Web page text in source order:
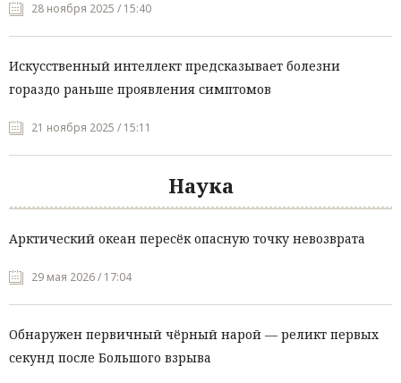
28 ноября 2025 / 15:40
Искусственный интеллект предсказывает болезни
гораздо раньше проявления симптомов
21 ноября 2025 / 15:11
Наука
Арктический океан пересёк опасную точку невозврата
29 мая 2026 / 17:04
Обнаружен первичный чёрный нарой — реликт первых
секунд после Большого взрыва